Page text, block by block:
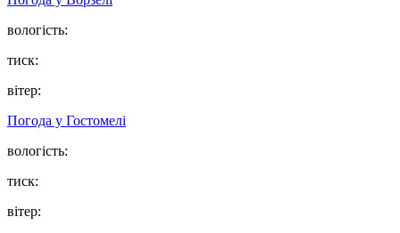
вологість:
тиск:
вітер:
Погода у Гостомелі
вологість:
тиск:
вітер: